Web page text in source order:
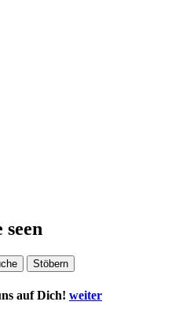
Stöbern
auf Dich! weiter